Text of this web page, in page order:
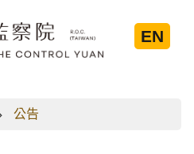
EN
公告